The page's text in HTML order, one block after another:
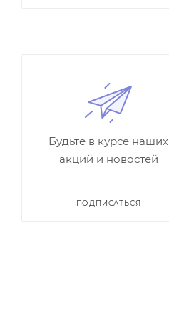
Будьте в курсе наших
акций и новостей
ПОДПИСАТЬСЯ